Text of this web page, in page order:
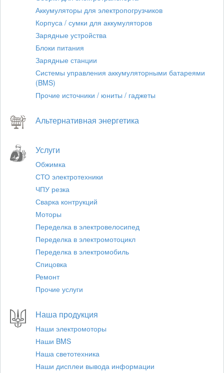
Аккумуляторы для электропогрузчиков
Корпуса / сумки для аккумуляторов
Зарядные устройства
Блоки питания
Зарядные станции
Системы управления аккумуляторными батареями
(BMS)
Прочие источники / юниты / гаджеты
Альтернативная энергетика
Услуги
Обжимка
СТО электротехники
ЧПУ резка
Сварка контрукций
Моторы
Переделка в электровелосипед
Переделка в электромотоцикл
Переделка в электромобиль
Спицовка
Ремонт
Прочие услуги
Наша продукция
Наши электромоторы
Наши BMS
Наша светотехника
Наши дисплеи вывода информации